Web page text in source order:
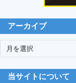
アーカイブ
ア
ー
カ
当サイトについて